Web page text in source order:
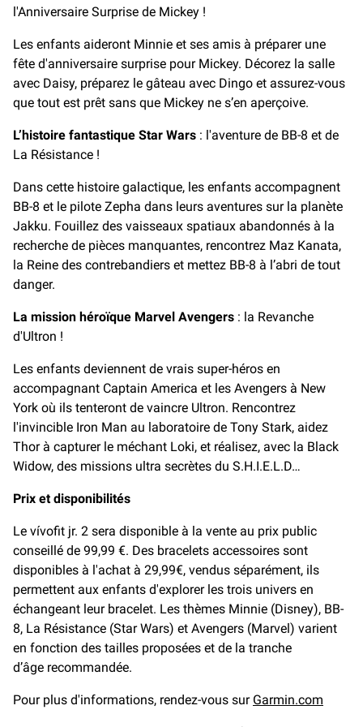
l'Anniversaire Surprise de Mickey !
Les enfants aideront Minnie et ses amis à préparer une
fête d'anniversaire surprise pour Mickey. Décorez la salle
avec Daisy, préparez le gâteau avec Dingo et assurez-vous
que tout est prêt sans que Mickey ne s’en aperçoive.
L’histoire fantastique Star Wars : l'aventure de BB-8 et de
La Résistance !
Dans cette histoire galactique, les enfants accompagnent
BB-8 et le pilote Zepha dans leurs aventures sur la planète
Jakku. Fouillez des vaisseaux spatiaux abandonnés à la
recherche de pièces manquantes, rencontrez Maz Kanata,
la Reine des contrebandiers et mettez BB-8 à l’abri de tout
danger.
La mission héroïque Marvel Avengers : la Revanche
d'Ultron !
Les enfants deviennent de vrais super-héros en
accompagnant Captain America et les Avengers à New
York où ils tenteront de vaincre Ultron. Rencontrez
l'invincible Iron Man au laboratoire de Tony Stark, aidez
Thor à capturer le méchant Loki, et réalisez, avec la Black
Widow, des missions ultra secrètes du S.H.I.E.L.D…
Prix et disponibilités
Le vívofit jr. 2 sera disponible à la vente au prix public
conseillé de 99,99 €. Des bracelets accessoires sont
disponibles à l'achat à 29,99€, vendus séparément, ils
permettent aux enfants d'explorer les trois univers en
échangeant leur bracelet. Les thèmes Minnie (Disney), BB-
8, La Résistance (Star Wars) et Avengers (Marvel) varient
en fonction des tailles proposées et de la tranche
d’âge recommandée.
Pour plus d'informations, rendez-vous sur Garmin.com